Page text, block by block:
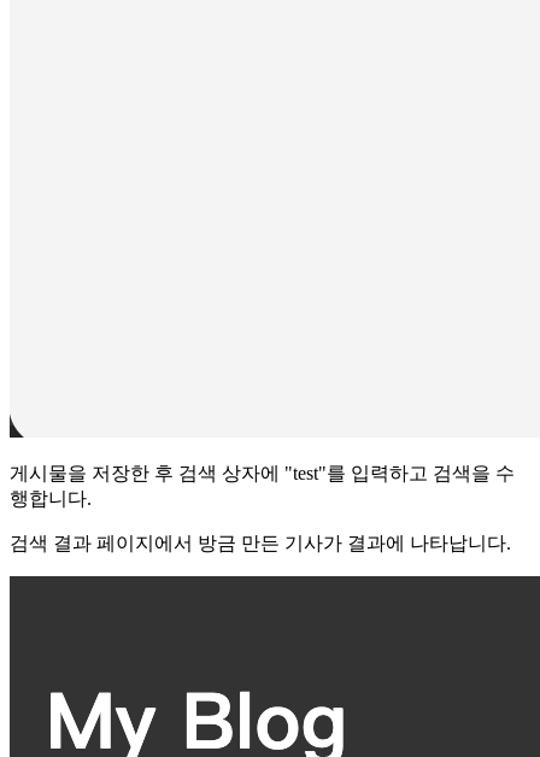
게시물을 저장한 후 검색 상자에 "test"를 입력하고 검색을 수
행합니다.
검색 결과 페이지에서 방금 만든 기사가 결과에 나타납니다.